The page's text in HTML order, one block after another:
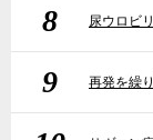
8 尿ウロビ
9 再発を繰